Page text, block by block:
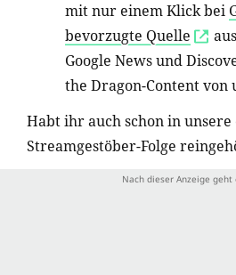
mit nur einem Klick bei
bevorzugte Quelle
Google News und
the Dragon-Content von
Habt ihr auch schon in unsere
Streamgestöber-Folge